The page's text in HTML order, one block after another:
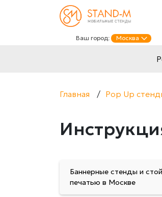
Ваш город: Москва
Главная / Pop Up
Баннерные стенды и
печатью в Москве